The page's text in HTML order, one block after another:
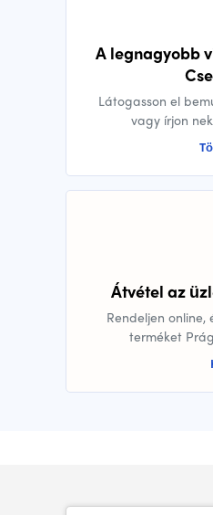
A legnagyobb
Látogasson el
vagy írjon
Átvétel az
Rendeljen
terméket